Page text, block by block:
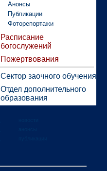
Анонсы
Публикации
Фоторепортажи
Расписание
богослужений
Пожертвования
Сектор заочного обучения
Отдел дополнительного
образования